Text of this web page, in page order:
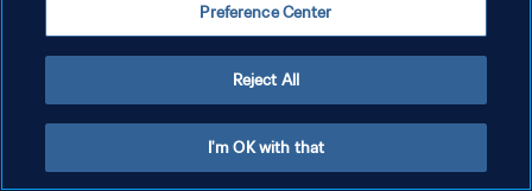
Preference Center
Reject All
I'm OK with that